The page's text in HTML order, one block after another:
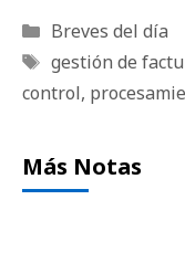
Categorías
Breves del día
Etiquetas
gestión de
control,
Más Notas